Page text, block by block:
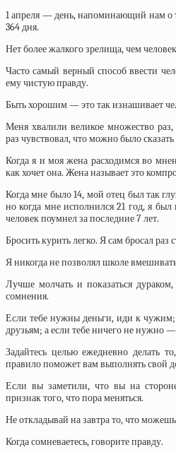
1 апреля — день, напоминающий нам о
364 дня.
Нет более жалкого зрелища, чем
Часто самый верный способ ввести
ему чистую правду.
Быть хорошим — это так изнашивает
Меня хвалили великое множество
раз чувствовал, что можно было
Когда я и моя жена расходимся во
как хочет она. Жена называет это
Когда мне было 14, мой отец был так
но когда мне исполнился 21 год, я был
человек поумнел за последние 7 лет.
Бросить курить легко. Я сам бросал раз
Я никогда не позволял школе
Лучше молчать и показаться
сомнения.
Если тебе нужны деньги, иди к
друзьям; а если тебе ничего не нужно
Задайтесь целью ежедневно делать
правило поможет вам выполнять свой
Если вы заметили, что вы на
признак того, что пора меняться.
Не откладывай на завтра то, что
Когда сомневаетесь, говорите правду.